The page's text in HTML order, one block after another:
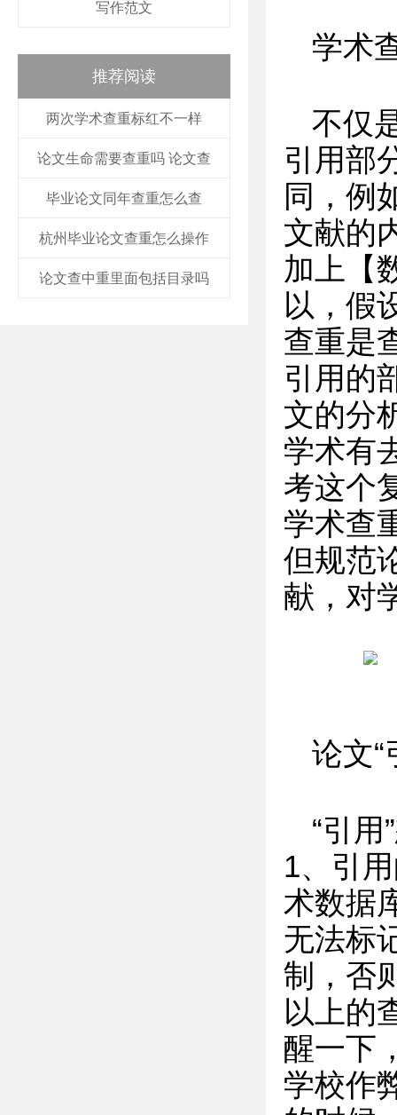
写作范文
推荐阅读
两次学术查重标红不一样
论文生命需要查重吗 论文查
毕业论文同年查重怎么查
杭州毕业论文查重怎么操作
论文查中重里面包括目录吗
学术
不仅
引用部
同，例
文献的
加上【
以，假
查重是
引用的
文的分
学术有
考这个
学术查
但规范
献，对
论文“
“引
1、引
术数据
无法标
制，否
以上的
醒一下
学校作